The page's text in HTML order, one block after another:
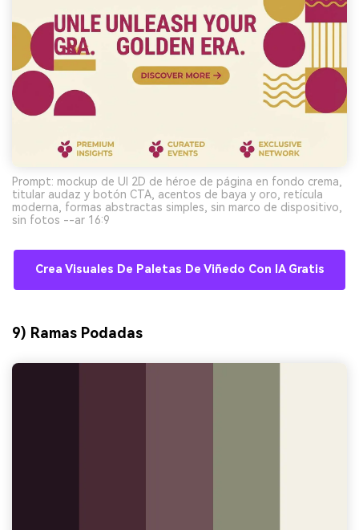
Prompt: mockup de UI 2D de héroe de página en fondo crema,
titular audaz y botón CTA, acentos de baya y oro, retícula
moderna, formas abstractas simples, sin marco de dispositivo,
sin fotos --ar 16:9
Crea Visuales De Paletas De Viñedo Con IA Gratis
9) Ramas Podadas